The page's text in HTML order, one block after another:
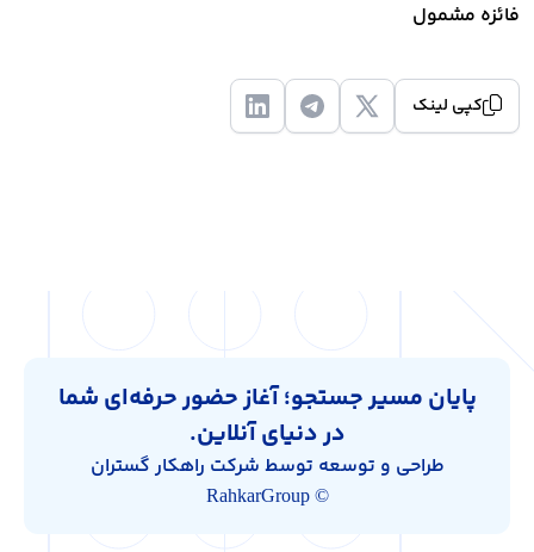
فائزه مشمول
کپی لینک
پایان مسیر جستجو؛ آغاز حضور حرفه‌ای شما
در دنیای آنلاین.
طراحی و توسعه توسط شرکت راهکار گستران
© RahkarGroup